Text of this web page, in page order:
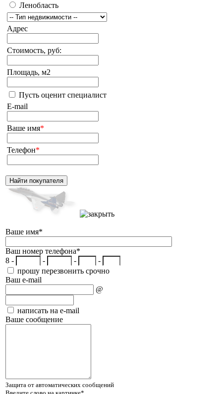
Ленобласть
Адрес
Стоимость, руб:
Площадь, м2
Пусть оценит специалист
E-mail
Ваше имя*
Телефон*
Ваше имя*
Ваш номер телефона*
8 -
- -
-
прошу перезвонить срочно
Ваш e-mail
@
написать на e-mail
Ваше сообщение
Защита от автоматических сообщений